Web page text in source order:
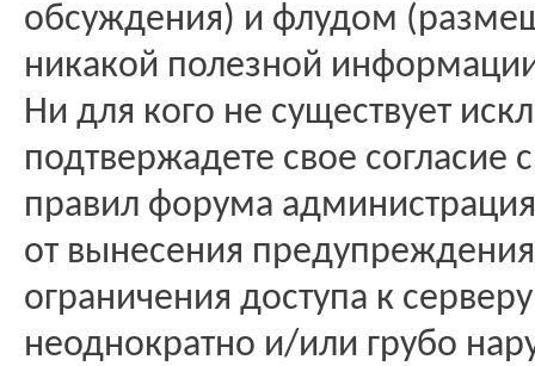
обсуждения) и флудом
никакой полезной
Ни для кого не существует
подтвержадете свое
правил форума
от вынесения
ограничения доступа к
неоднократно и/или грубо